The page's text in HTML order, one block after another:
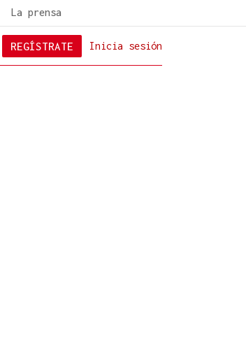
La prensa
Inicia sesión
REGÍSTRATE